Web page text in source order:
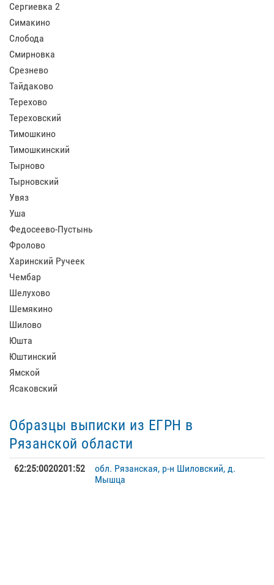
Сергиевка 2
Симакино
Слобода
Смирновка
Срезнево
Тайдаково
Терехово
Тереховский
Тимошкино
Тимошкинский
Тырново
Тырновский
Увяз
Уша
Федосеево-Пустынь
Фролово
Харинский Ручеек
Чембар
Шелухово
Шемякино
Шилово
Юшта
Юштинский
Ямской
Ясаковский
Образцы выписки из ЕГРН в
Рязанской области
62:25:0020201:52
обл. Рязанская, р-н Шиловский, д.
Мышца